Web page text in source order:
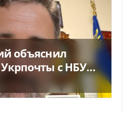
объяснил
с НБУ